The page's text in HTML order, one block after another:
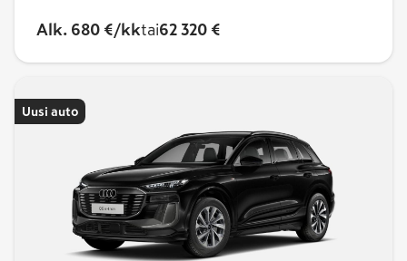
Alk. 680 €/kktai62 320 €
Uusi auto